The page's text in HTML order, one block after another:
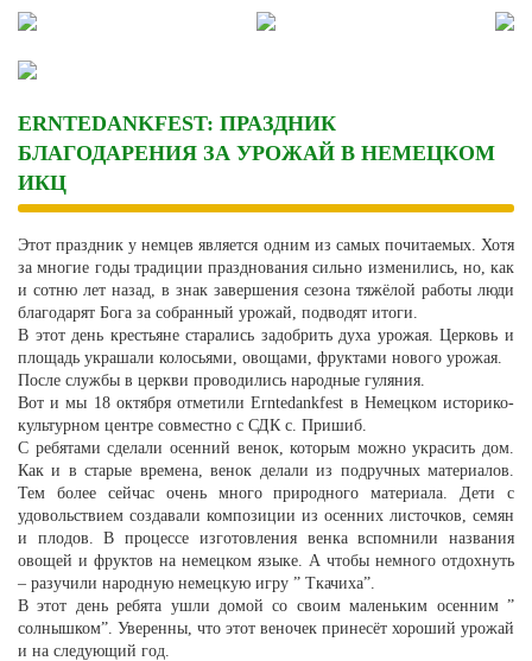
Skip
content
ERNTEDANKFEST: ПРАЗДНИК
БЛАГОДАРЕНИЯ ЗА УРОЖАЙ В НЕМЕЦКОМ
ИКЦ
Этот праздник у немцев является одним из самых почитаемых. Хотя
за многие годы традиции празднования сильно изменились, но, как
и сотню лет назад, в знак завершения сезона тяжёлой работы люди
благодарят Бога за собранный урожай, подводят итоги.
В этот день крестьяне старались задобрить духа урожая. Церковь и
площадь украшали колосьями, овощами, фруктами нового урожая.
После службы в церкви проводились народные гуляния.
Вот и мы 18 октября отметили Erntedankfest в Немецком историко-
культурном центре совместно с СДК с. Пришиб.
С ребятами сделали осенний венок, которым можно украсить дом.
Как и в старые времена, венок делали из подручных материалов.
Тем более сейчас очень много природного материала. Дети с
удовольствием создавали композиции из осенних листочков, семян
и плодов. В процессе изготовления венка вспомнили названия
овощей и фруктов на немецком языке. А чтобы немного отдохнуть
– разучили народную немецкую игру ” Ткачиха”.
В этот день ребята ушли домой со своим маленьким осенним ”
солнышком”. Уверенны, что этот веночек принесёт хороший урожай
и на следующий год.